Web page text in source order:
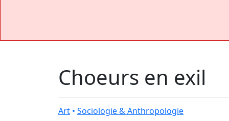
Choeurs en exil
Art • Sociologie & Anthropologie